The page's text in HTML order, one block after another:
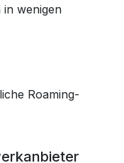
in wenigen
Roaming-